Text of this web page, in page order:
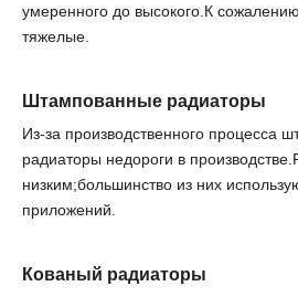
умеренного до высокого.К
тяжелые.
Штампованные радиаторы
Из-за производственного процесса
радиаторы недороги в
низким;большинство из них
приложений.
Кованый радиаторы